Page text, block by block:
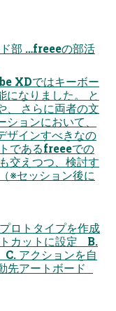
部 …freeeの部活
XDではキーボー
になりました。 と
、 さらに両者の文
ョンにおいて、
ザインすべきなの
であるfreeeでの
交えつつ、検討す
※セッション後に
ロトタイプを作成
カットに設定 B.
アクションを自
先アートボード